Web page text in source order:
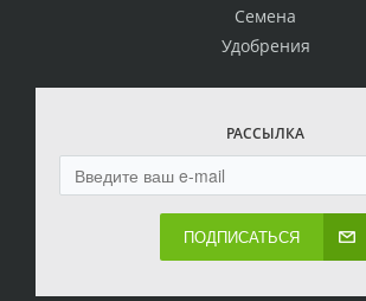
Семена
Удобрения
РАССЫЛКА
ПОДПИСАТЬСЯ